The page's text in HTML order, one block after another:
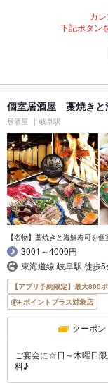
カ
下記ボタン
個室居酒屋 藁焼き
居酒屋 岐阜駅
【名物】藁焼きと海鮮寿司を
3001～4000円
東海道線 岐阜駅 徒歩
【アプリ予約限定】最大800
ポイントプラス対象店
クーポン
ご宴会に☆日～木曜日
料♪